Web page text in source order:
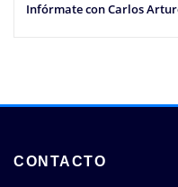
Infórmate con Carlos
CONTACTO